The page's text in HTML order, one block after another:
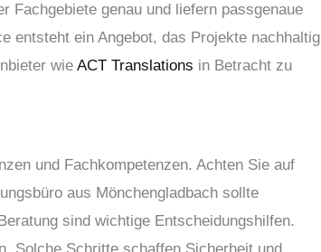
Fachgebiete genau und liefern passgenaue
entsteht ein Angebot, das Projekte nachhaltig
wieACT Translations in Betracht zu
und Fachkompetenzen. Achten Sie auf
aus Mönchengladbach sollte
sind wichtige Entscheidungshilfen.